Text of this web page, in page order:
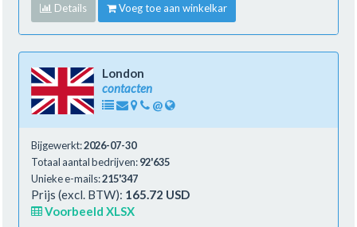
Details Voeg toe aan winkelkar
London
contacten
@
Bijgewerkt:2026-07-30
Totaal aantal bedrijven:92'635
Unieke e-mails:215'347
Prijs (excl. BTW): 165.72 USD
Voorbeeld XLSX